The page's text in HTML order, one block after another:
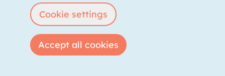
Login List storage room
Copyright © 2026 storabble|privacy policy
Cookie settings
Accept all cookies